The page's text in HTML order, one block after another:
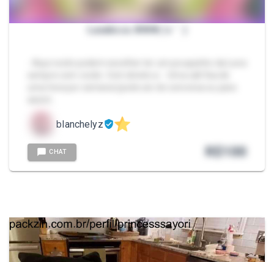
Lunáticos ❥❥❥(´ε｀ )
blanchelyz
CHAT R$100